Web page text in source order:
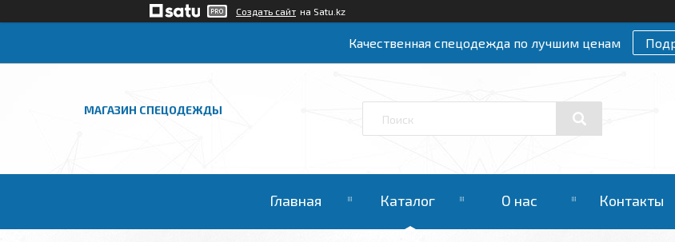
Создать сайт на Satu.kz
Качественная спецодежда по лучшим ценам
МАГАЗИН СПЕЦОДЕЖДЫ
Главная Каталог О нас Контакты